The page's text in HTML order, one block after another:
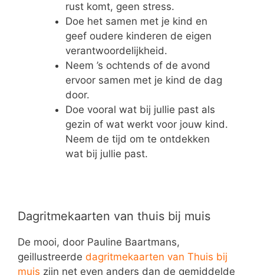
rust komt, geen stress.
Doe het samen met je kind en
geef oudere kinderen de eigen
verantwoordelijkheid.
Neem ’s ochtends of de avond
ervoor samen met je kind de dag
door.
Doe vooral wat bij jullie past als
gezin of wat werkt voor jouw kind.
Neem de tijd om te ontdekken
wat bij jullie past.
Dagritmekaarten van thuis bij muis
De mooi, door Pauline Baartmans,
geillustreerde dagritmekaarten van Thuis bij
muis zijn net even anders dan de gemiddelde